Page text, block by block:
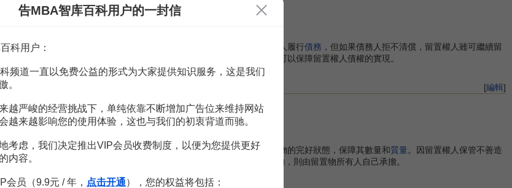
手段。如果僅採用以留置方法作為留置權的基本方法，雖然可以促使債務人履行債務 ，但如果債務人拒不清償，留置權人雖可繼續留
，就可以保障留置權人債權的實現。
[編輯]
保管不善致使留置物滅失或者毀損的，留置權人承擔民事責任。
、保管的場合及保管的 技術規程要求，採取適當的保管措施，保持留置物的完好狀態，保障其數量和質量。因留置權人保管不善造
錯原則負賠償責任。如果損害是因
(如地震、雷電、洪水)引起的，則由留置物所有人自己承擔。
告MBA智库百科用户的一封信
科用户：
频道一直以免费公益的形式为大家提供知识服务，这是我们
。
越严峻的经营挑战下，单纯依靠不断增加广告位来维持网站
越来越影响您的使用体验，这也与我们的初衷背道而驰。
考虑，我们决定推出VIP会员收费制度，以便为您提供更好
内容。
会员（9.9元 / 年， 点击开通），您的权益将包括：